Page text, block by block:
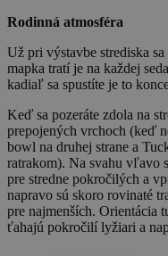
Rodinná atmosféra
Už pri výstavbe strediska
mapka tratí je na každej
kadiaľ sa spustíte je to
Keď sa pozeráte zdola na
prepojených vrchoch (keď
bowl na druhej strane a
ratrakom). Na svahu vľavo
pre stredne pokročilých a
napravo sú skoro rovinaté
pre najmenších. Orientácia
ťahajú pokročilí lyžiari a